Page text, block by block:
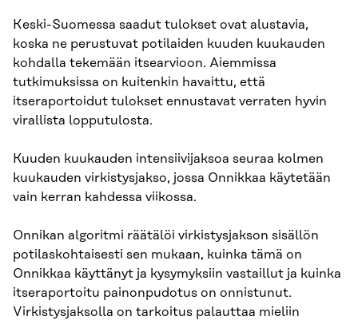
Keski-Suomessa saadut tulokset ovat alustavia,
koska ne perustuvat potilaiden kuuden kuukauden
kohdalla tekemään itsearvioon. Aiemmissa
tutkimuksissa on kuitenkin havaittu, että
itseraportoidut tulokset ennustavat verraten hyvin
virallista lopputulosta.
Kuuden kuukauden intensiivijaksoa seuraa kolmen
kuukauden virkistysjakso, jossa Onnikkaa käytetään
vain kerran kahdessa viikossa.
Onnikan algoritmi räätälöi virkistysjakson sisällön
potilaskohtaisesti sen mukaan, kuinka tämä on
Onnikkaa käyttänyt ja kysymyksiin vastaillut ja kuinka
itseraportoitu painonpudotus on onnistunut.
Virkistysjaksolla on tarkoitus palauttaa mieliin